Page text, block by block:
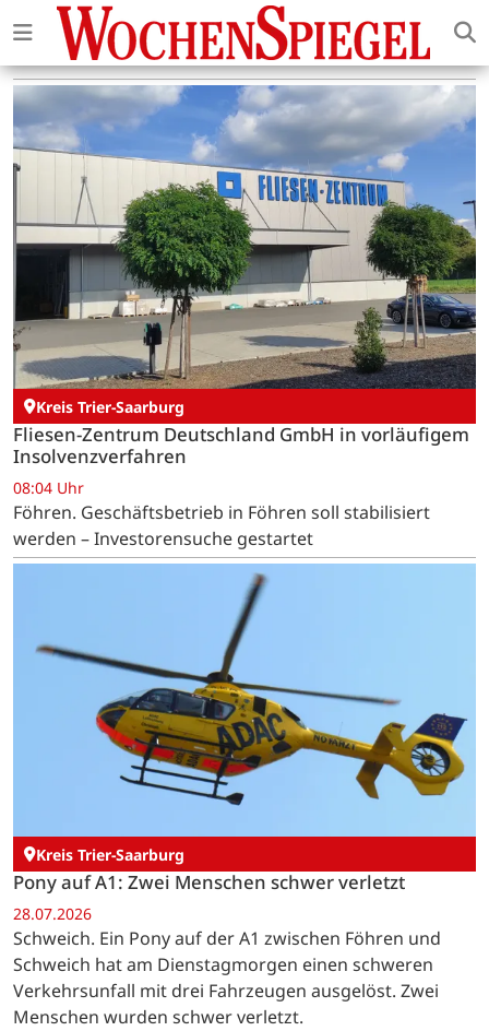
Kreis Trier-Saarburg
Fliesen-Zentrum Deutschland GmbH in vorläufigem
Insolvenzverfahren
08:04 Uhr
Föhren. Geschäftsbetrieb in Föhren soll stabilisiert
werden – Investorensuche gestartet
Kreis Trier-Saarburg
Pony auf A1: Zwei Menschen schwer verletzt
28.07.2026
Schweich. Ein Pony auf der A1 zwischen Föhren und
Schweich hat am Dienstagmorgen einen schweren
Verkehrsunfall mit drei Fahrzeugen ausgelöst. Zwei
Menschen wurden schwer verletzt.